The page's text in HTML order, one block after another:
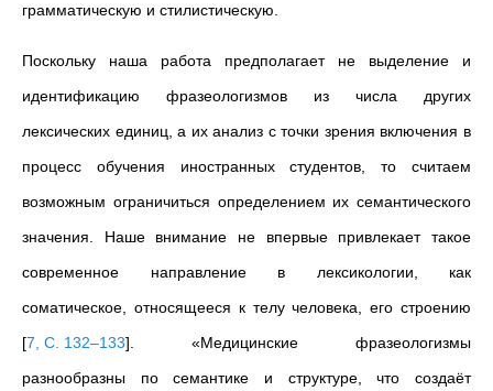
грамматическую и стилистическую.
Поскольку наша работа предполагает не выделение и
идентификацию фразеологизмов из числа других
лексических единиц, а их анализ с точки зрения включения в
процесс обучения иностранных студентов, то считаем
возможным ограничиться определением их семантического
значения. Наше внимание не впервые привлекает такое
современное направление в лексикологии, как
соматическое, относящееся к телу человека, его строению
[7, С. 132–133] . «Медицинские фразеологизмы
разнообразны по семантике и структуре, что создаёт